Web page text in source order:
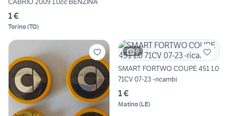
1 €
Torino(TO)
6
SMART FORTWO COUPE 451 1.0
71CV 07-23 -ricambi
1 €
Matino(LE)